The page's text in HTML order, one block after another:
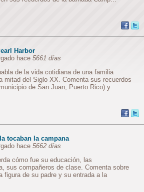
Harbor
hace 5661 días
de la vida cotidiana de una familia
mitad del Siglo XX. Comenta sus recuerdos
de San Juan, Puerto Rico) y
tocaban la campana
hace 5662 días
cómo fue su educación, las
sus compañeros de clase. Comenta sobre
figura de su padre y su entrada a la